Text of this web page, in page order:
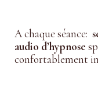
A chaque séance:
audio d’hypnose
confortablement